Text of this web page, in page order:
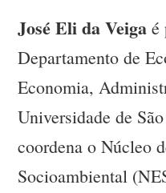
José Eli da Veiga é
Departamento de
Economia,
Universidade de
coordena o Núcleo
Socioambiental